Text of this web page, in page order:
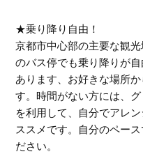
★乗り降り自由！
京都市中心部の主要な観
のバス停でも乗り降りが
あります、お好きな場所
す。時間がない方には、
を利用して、自分でアレ
ススメです。自分のペー
ださい。